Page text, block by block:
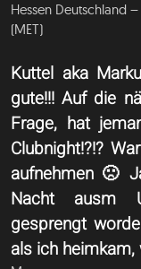
Hessen Deutschland
(MET)
Kuttel aka
gute!!! Auf die
Frage, hat
Clubnight!?!?
aufnehmen 🙁
Nacht ausm
gesprengt
als ich